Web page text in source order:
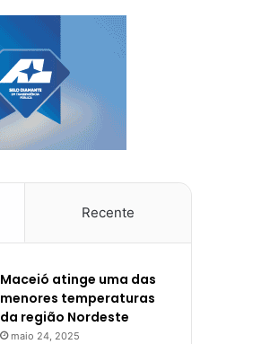
Recente
Maceió atinge uma das
menores temperaturas
da região Nordeste
maio 24, 2025